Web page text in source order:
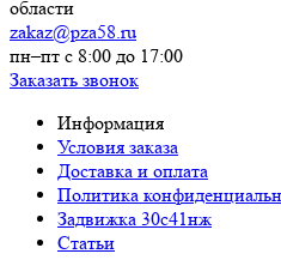
области
zakaz@pza58.ru
пн–пт с 8:00 до 17:00
Заказать звонок
Информация
Условия заказа
Доставка и оплата
Политика
Задвижка 30с41нж
Статьи